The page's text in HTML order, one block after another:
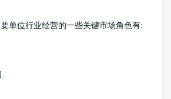
单位行业经营的一些关键市场角色有:
.